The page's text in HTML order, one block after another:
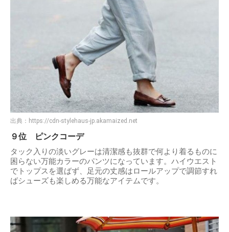
出典： https://cdn-stylehaus-jp.akamaized.net
９位 ピンクコーデ
タック入りの淡いグレーは清潔感も抜群で何より着るものに
困らない万能カラーのパンツになっています。ハイウエスト
でトップスを選ばず、足元の丈感はロールアップで調節すれ
ばシューズも楽しめる万能なアイテムです。